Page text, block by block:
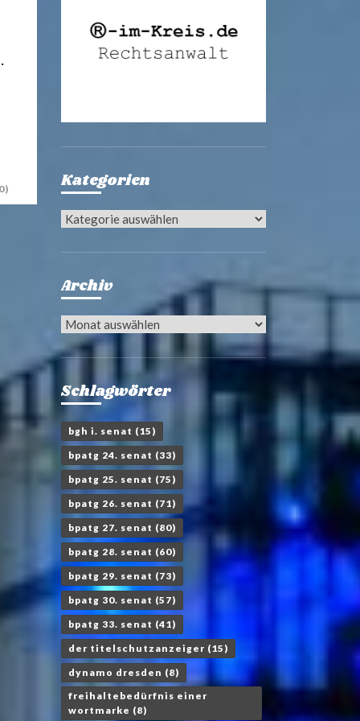
Kategorien
Kategorien
Archiv
Archiv
Schlagwörter
bgh i. senat (15)
bpatg 24. senat (33)
bpatg 25. senat (75)
bpatg 26. senat (71)
bpatg 27. senat (80)
bpatg 28. senat (60)
bpatg 29. senat (73)
bpatg 30. senat (57)
bpatg 33. senat (41)
der titelschutzanzeiger (15)
dynamo dresden (8)
freihaltebedürfnis einer
wortmarke (8)